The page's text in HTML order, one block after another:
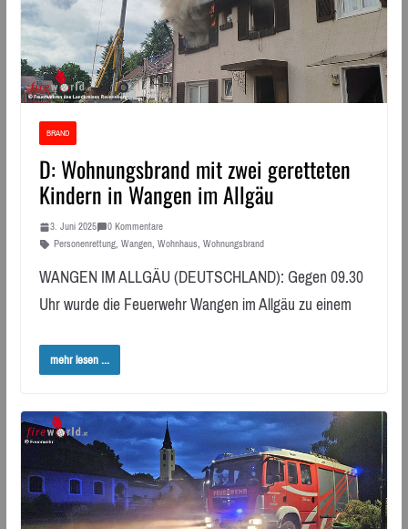
BRAND
D: Wohnungsbrand mit zwei geretteten
Kindern in Wangen im Allgäu
3. Juni 2025
0 Kommentare
Personenrettung, Wangen, Wohnhaus, Wohnungsbrand
WANGEN IM ALLGÄU (DEUTSCHLAND): Gegen 09.30
Uhr wurde die Feuerwehr Wangen im Allgäu zu einem
mehr lesen ...